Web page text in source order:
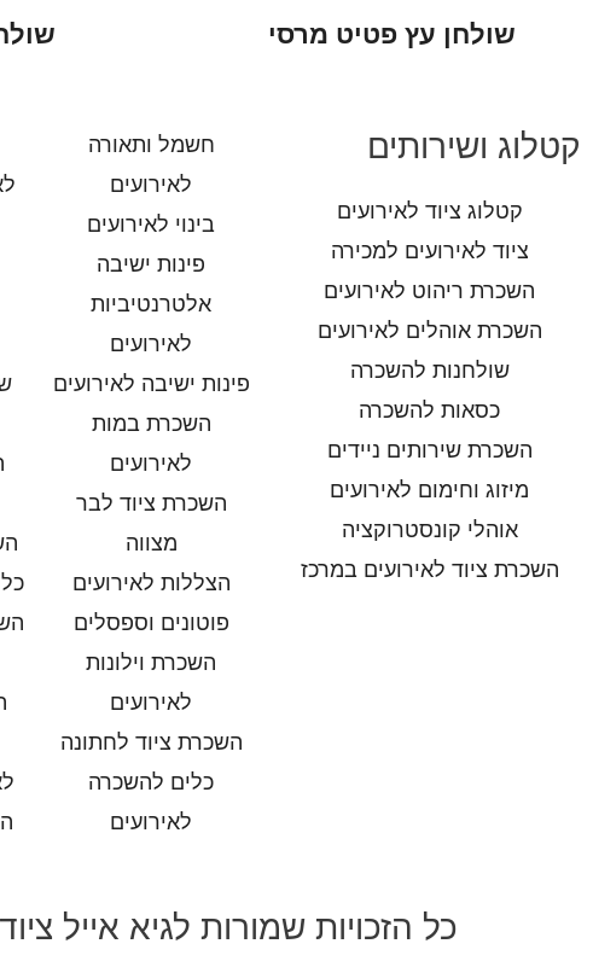
שולחן עץ פטיט מרסי
קטלוג ושירותים
קטלוג ציוד לאירועים
ציוד לאירועים למכירה
השכרת ריהוט לאירועים
השכרת אוהלים לאירועים
שולחנות להשכרה
כסאות להשכרה
השכרת שירותים ניידים
מיזוג וחימום לאירועים
אוהלי קונסטרוקציה
השכרת ציוד לאירועים במרכז
חשמל ותאורה
לאירועים
בינוי לאירועים
פינות ישיבה
אלטרנטיביות
לאירועים
פינות ישיבה לאירועים
השכרת במות
לאירועים
השכרת ציוד לבר
מצווה
הצללות לאירועים
פוטונים וספסלים
השכרת וילונות
לאירועים
השכרת ציוד לחתונה
כלים להשכרה
לאירועים
כל הזכויות שמורות לגיא אייל